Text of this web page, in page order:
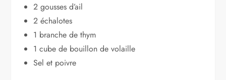
2 gousses d’ail
2 échalotes
1 branche de thym
1 cube de bouillon de volaille
Sel et poivre